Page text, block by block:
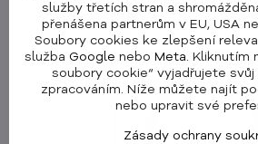
služby třetích stran a
přenášena partnerům v EU, USA
Soubory cookies ke zlepšení
služba Google nebo Meta. Kliknutím
soubory cookie“ vyjadřujete
zpracováním. Níže můžete najít
nebo upravit své
Zásady ochrany